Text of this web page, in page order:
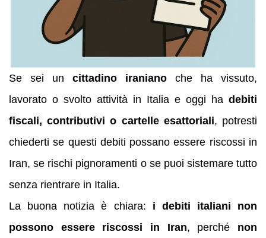
Se sei un cittadino iraniano che ha vissuto,
lavorato o svolto attività in Italia e oggi ha debiti
fiscali, contributivi o cartelle esattoriali, potresti
chiederti se questi debiti possano essere riscossi in
Iran, se rischi pignoramenti o se puoi sistemare tutto
senza rientrare in Italia.
La buona notizia è chiara: i debiti italiani non
possono essere riscossi in Iran, perché non